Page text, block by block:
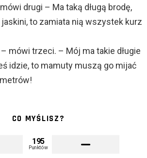
drugi – Ma taką długą brodę,
to zamiata nią wszystek kurz
mówi trzeci. – Mój ma takie długie
idzie, to mamuty muszą go mijać
CO MYŚLISZ?
195
Punktów